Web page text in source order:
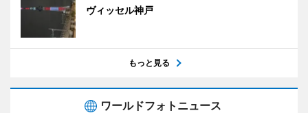
ヴィッセル神戸
もっと見る
ワールドフォトニュース